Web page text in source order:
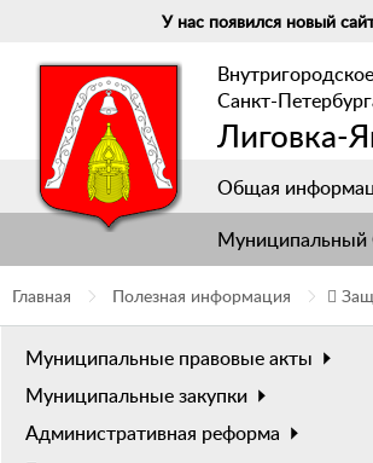
У нас появился новый
Санкт-
Лиговка-
Общая
Муниципальный
Главная Полезная информация 
Муниципальные правовые акты
Муниципальные закупки
Административная реформа